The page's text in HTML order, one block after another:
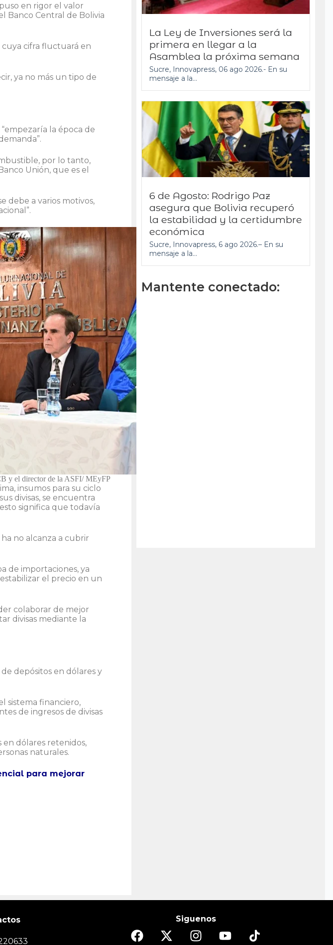
en rigor el valor
Banco Central de Bolivia
cuya cifra fluctuará en
ya no más un tipo de
la época de
por lo tanto,
Unión, que es el
debe a varios motivos,
y el director de la ASFI/ MEyFP
insumos para su ciclo
divisas, se encuentra
significa que todavía
no alcanza a cubrir
de importaciones, ya
el precio en un
colaborar de mejor
divisas mediante la
depósitos en dólares y
sistema financiero,
de ingresos de divisas
dólares retenidos,
naturales.
para mejorar
La Ley de Inversiones será la
primera en llegar a la
Asamblea la próxima semana
Sucre, Innovapress, 06 ago 2026.- En su
mensaje a la...
6 de Agosto: Rodrigo Paz
asegura que Bolivia recuperó
la estabilidad y la certidumbre
económica
Sucre, Innovapress, 6 ago 2026.– En su
mensaje a la...
Mantente conectado:
Siguenos